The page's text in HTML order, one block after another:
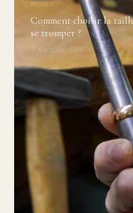
BIJOUX
Comment choisir la
se tromper ?
31 Mar 2026 · 3 min